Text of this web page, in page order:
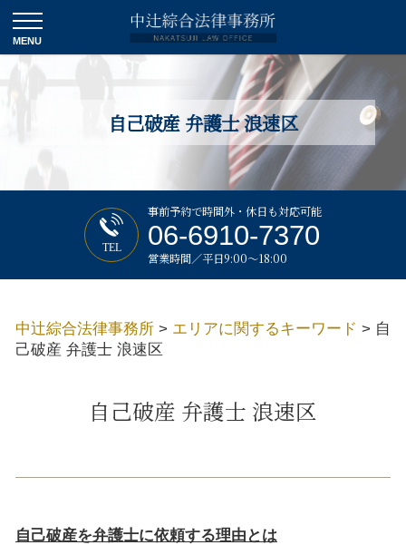
自己破産 弁護士 浪速区
TEL
事前予約で時間外・休日も対応可能
06-6910-7370
営業時間／平日9:00～18:00
中辻綜合法律事務所 > エリアに関するキーワード > 自
己破産 弁護士 浪速区
自己破産 弁護士 浪速区
自己破産を弁護士に依頼する理由とは